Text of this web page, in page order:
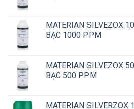
MATERIAN SILVEZOX
BẠC 1000 PPM
MATERIAN SILVEZOX
BẠC 500 PPM
MATERIAN SILVERZOX